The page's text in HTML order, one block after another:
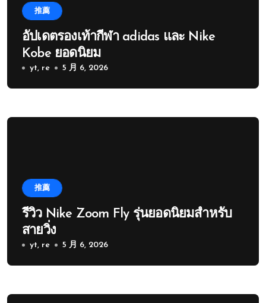
推薦
อัปเดตรองเท้ากีฬา adidas และ Nike
Kobe ยอดนิยม
yt, re 5 月 6, 2026
推薦
รีวิว Nike Zoom Fly รุ่นยอดนิยมสำหรับ
สายวิ่ง
yt, re 5 月 6, 2026